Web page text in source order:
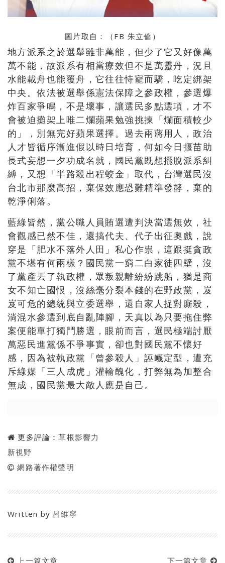
圖片取自：（FB 朱立倫 ）
地方派系之於選舉雖非萬能，但少了它又好像萬
萬不能，故派系有相當療效但不是萬靈丹，況且
水能載舟也能覆舟，它往往恃寵而驕，吃定綁架
中央。依法被選舉係憲法保障之參政權，參選爆
炸百家爭鳴，不是壞事，讓選民多點選項，才不
會被迫攤架上唯二爛蘋果勉強挑揀「爛面積較少
的」，別無完好蘋果選擇。過去兩蔣用人，政治
人才皆循序漸進假以時日培育，何如今日揠苗助
長式妄想一夕功成名就，國民黨既想擺脫派系糾
縛，又想「半路殺出程蛟金」取代，台灣選民沒
台北市那麼高招，棄保效應恐難精準發酵，棄的
乾淨俐落。
藍綠皆然，黨公職人員賄選遭判決當選無效，社
會觀感已然不佳，還搞代夫、代子出征奧戲，說
穿是「肥水不落外人田」私心作祟，這跟挺貪政
黨不堪有何兩樣？國民黨一窮二白家徒四壁，沒
了黨產丟了執政權，眾叛親離紛紛跳船，猶是商
女不知亡國恨，沒絲毫分裂本錢的在野政黨，岌
岌可危的總統與立委選舉，還自家人捉對廝殺，
淌混水參選到底自亂陣腳，天真以為只要拖住弊
案便能單打獨鬥勝選，眼前而言，選民極端討厭
萬惡民進黨係不爭事實，卻也對國民黨不懷好
感，因為被執政黨「曾參殺人」誣衊定型，遭充
斥綠媒「三人成虎」灌輸醜化，打弊無為加整合
無成，國民黨最大敵人應是自己。
更多評論：草根影響力
新視野
網路著作權聲明
Written by 呂維寧
上一篇文章
下一篇文章